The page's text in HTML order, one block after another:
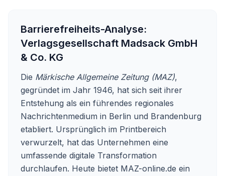
Barrierefreiheits-Analyse:
Verlagsgesellschaft Madsack GmbH
& Co. KG
Die Märkische Allgemeine Zeitung (MAZ),
gegründet im Jahr 1946, hat sich seit ihrer
Entstehung als ein führendes regionales
Nachrichtenmedium in Berlin und Brandenburg
etabliert. Ursprünglich im Printbereich
verwurzelt, hat das Unternehmen eine
umfassende digitale Transformation
durchlaufen. Heute bietet MAZ-online.de ein